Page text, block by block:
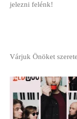
jelezni felénk!
Várjuk Önöket